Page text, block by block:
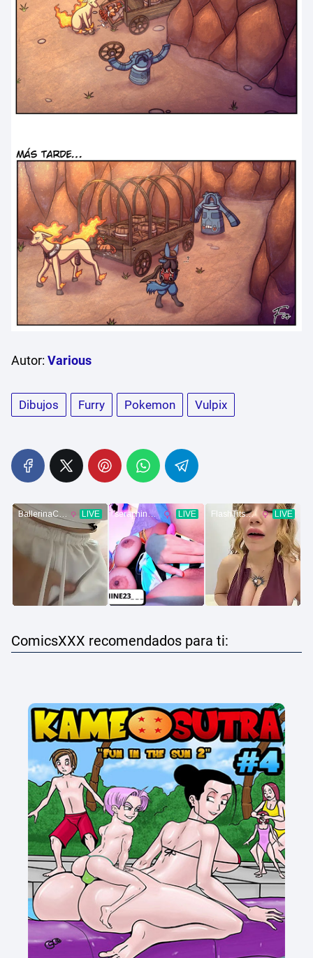
Autor: Various
Dibujos Furry Pokemon Vulpix
ComicsXXX recomendados para ti: